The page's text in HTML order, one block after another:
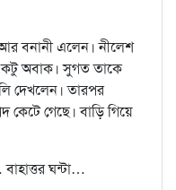
বনানী এলেন। নীলেশ
অবাক। সুগত তাকে
দেখলেন। তারপর
কেটে গেছে। বাড়ি গিয়ে
ঘন্টা…